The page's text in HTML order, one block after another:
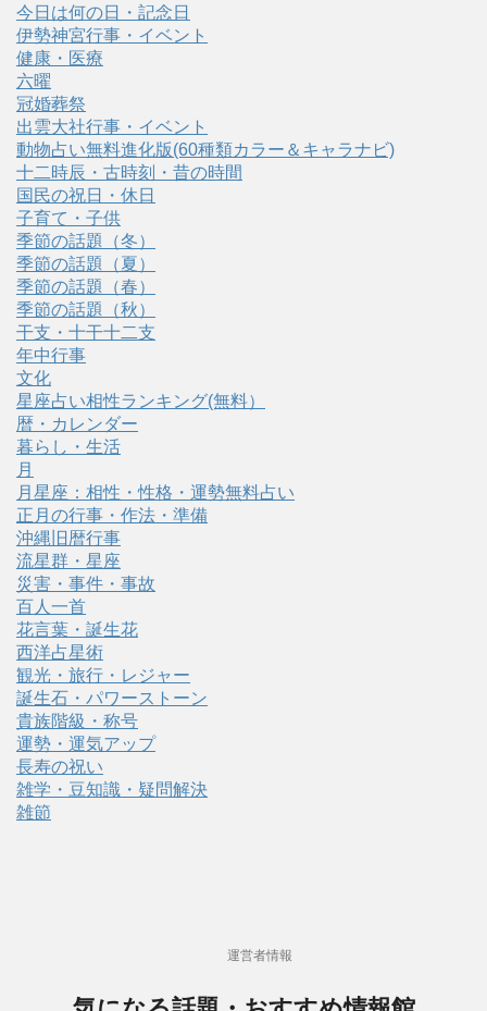
今日は何の日・記念日
伊勢神宮行事・イベント
健康・医療
六曜
冠婚葬祭
出雲大社行事・イベント
動物占い無料進化版(60種類カラー＆キャラナビ)
十二時辰・古時刻・昔の時間
国民の祝日・休日
子育て・子供
季節の話題（冬）
季節の話題（夏）
季節の話題（春）
季節の話題（秋）
干支・十干十二支
年中行事
文化
星座占い相性ランキング(無料）
暦・カレンダー
暮らし・生活
月
月星座：相性・性格・運勢無料占い
正月の行事・作法・準備
沖縄旧暦行事
流星群・星座
災害・事件・事故
百人一首
花言葉・誕生花
西洋占星術
観光・旅行・レジャー
誕生石・パワーストーン
貴族階級・称号
運勢・運気アップ
長寿の祝い
雑学・豆知識・疑問解決
雑節
運営者情報